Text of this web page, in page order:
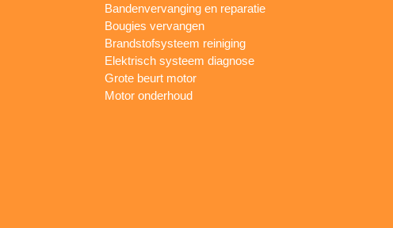
Bandenvervanging en reparatie
Bougies vervangen
Brandstofsysteem reiniging
Elektrisch systeem diagnose
Grote beurt motor
Motor onderhoud